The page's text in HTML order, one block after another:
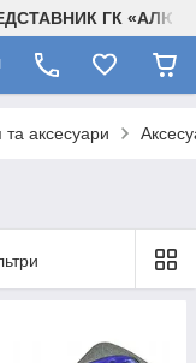
ГК
аксесуари